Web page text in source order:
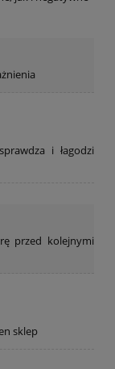
i łagodzi
przed kolejnymi
sklep